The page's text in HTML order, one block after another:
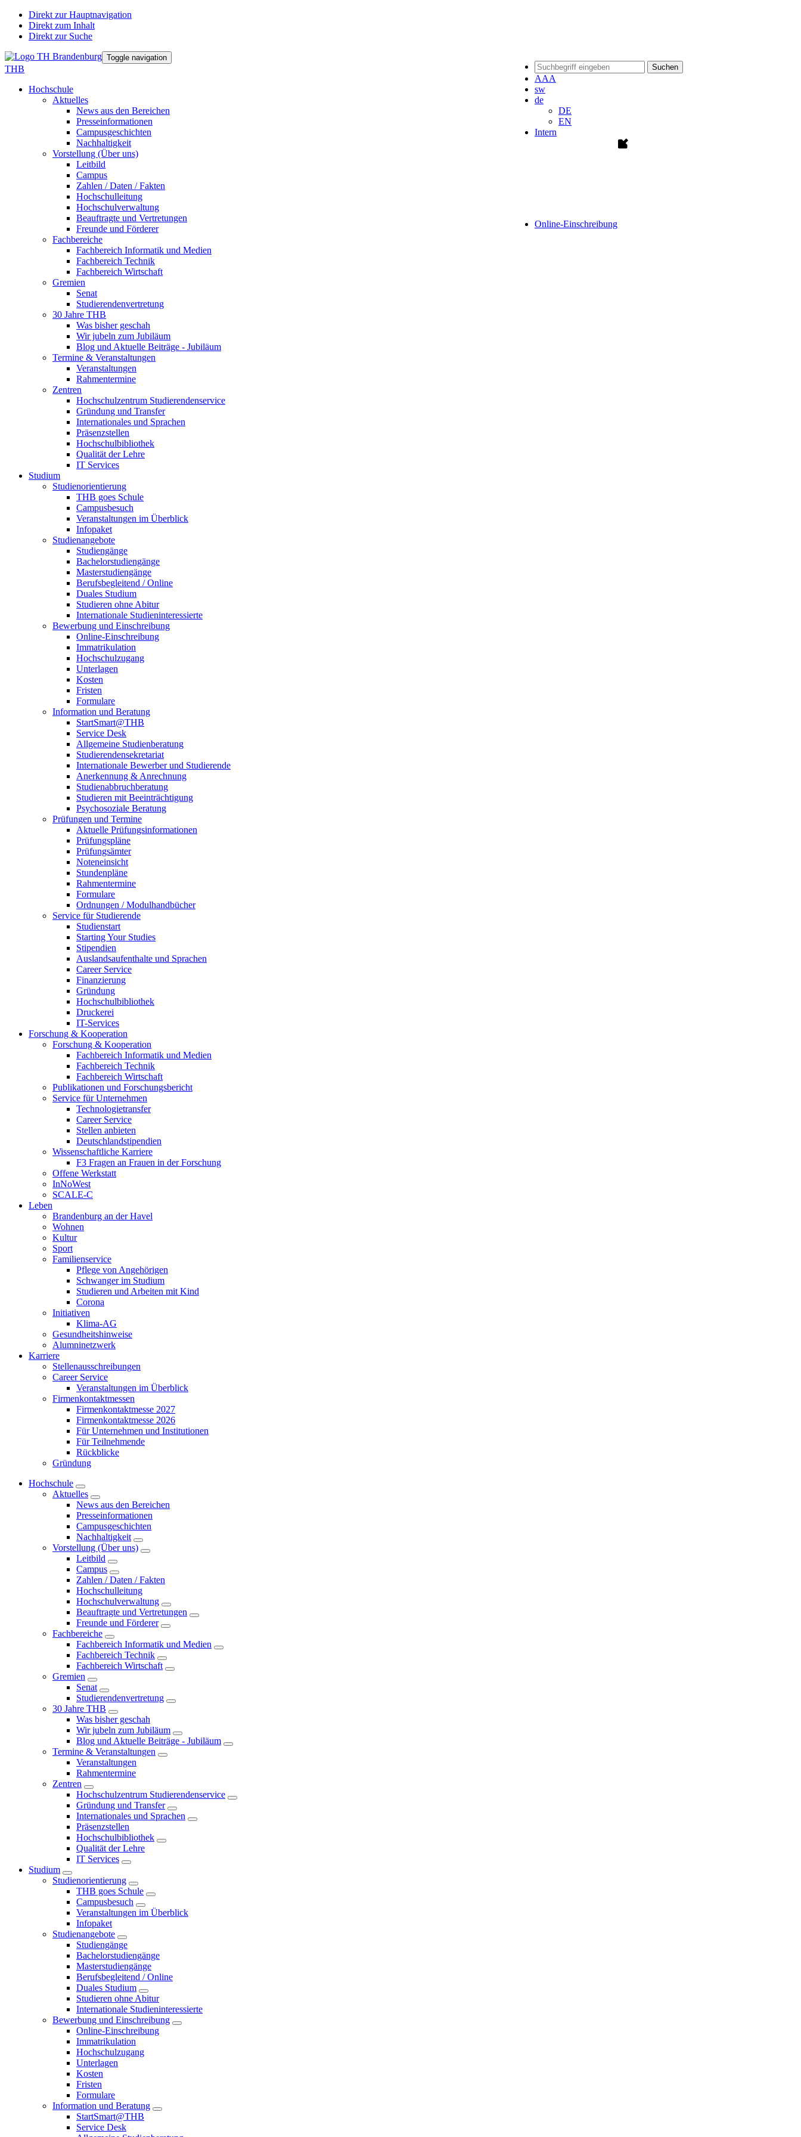
Direkt zur Hauptnavigation
Direkt zum Inhalt
Direkt zur Suche
Suchen
AAA
sw
de
DE
EN
Intern
Online-Einschreibung
Toggle navigation
THB
Hochschule
Aktuelles
News aus den Bereichen
Presseinformationen
Campusgeschichten
Nachhaltigkeit
Vorstellung (Über uns)
Leitbild
Campus
Zahlen / Daten / Fakten
Hochschulleitung
Hochschulverwaltung
Beauftragte und Vertretungen
Freunde und Förderer
Fachbereiche
Fachbereich Informatik und Medien
Fachbereich Technik
Fachbereich Wirtschaft
Gremien
Senat
Studierendenvertretung
30 Jahre THB
Was bisher geschah
Wir jubeln zum Jubiläum
Blog und Aktuelle Beiträge - Jubiläum
Termine & Veranstaltungen
Veranstaltungen
Rahmentermine
Zentren
Hochschulzentrum Studierendenservice
Gründung und Transfer
Internationales und Sprachen
Präsenzstellen
Hochschulbibliothek
Qualität der Lehre
IT Services
Studium
Studienorientierung
THB goes Schule
Campusbesuch
Veranstaltungen im Überblick
Infopaket
Studienangebote
Studiengänge
Bachelorstudiengänge
Masterstudiengänge
Berufsbegleitend / Online
Duales Studium
Studieren ohne Abitur
Internationale Studieninteressierte
Bewerbung und Einschreibung
Online-Einschreibung
Immatrikulation
Hochschulzugang
Unterlagen
Kosten
Fristen
Formulare
Information und Beratung
StartSmart@THB
Service Desk
Allgemeine Studienberatung
Studierendensekretariat
Internationale Bewerber und Studierende
Anerkennung & Anrechnung
Studienabbruchberatung
Studieren mit Beeinträchtigung
Psychosoziale Beratung
Prüfungen und Termine
Aktuelle Prüfungsinformationen
Prüfungspläne
Prüfungsämter
Noteneinsicht
Stundenpläne
Rahmentermine
Formulare
Ordnungen / Modulhandbücher
Service für Studierende
Studienstart
Starting Your Studies
Stipendien
Auslandsaufenthalte und Sprachen
Career Service
Finanzierung
Gründung
Hochschulbibliothek
Druckerei
IT-Services
Forschung & Kooperation
Forschung & Kooperation
Fachbereich Informatik und Medien
Fachbereich Technik
Fachbereich Wirtschaft
Publikationen und Forschungsbericht
Service für Unternehmen
Technologietransfer
Career Service
Stellen anbieten
Deutschlandstipendien
Wissenschaftliche Karriere
F3 Fragen an Frauen in der Forschung
Offene Werkstatt
InNoWest
SCALE-C
Leben
Brandenburg an der Havel
Wohnen
Kultur
Sport
Familienservice
Pflege von Angehörigen
Schwanger im Studium
Studieren und Arbeiten mit Kind
Corona
Initiativen
Klima-AG
Gesundheitshinweise
Alumninetzwerk
Karriere
Stellenausschreibungen
Career Service
Veranstaltungen im Überblick
Firmenkontaktmessen
Firmenkontaktmesse 2027
Firmenkontaktmesse 2026
Für Unternehmen und Institutionen
Für Teilnehmende
Rückblicke
Gründung
Hochschule
Aktuelles
News aus den Bereichen
Presseinformationen
Campusgeschichten
Nachhaltigkeit
Vorstellung (Über uns)
Leitbild
Campus
Zahlen / Daten / Fakten
Hochschulleitung
Hochschulverwaltung
Beauftragte und Vertretungen
Freunde und Förderer
Fachbereiche
Fachbereich Informatik und Medien
Fachbereich Technik
Fachbereich Wirtschaft
Gremien
Senat
Studierendenvertretung
30 Jahre THB
Was bisher geschah
Wir jubeln zum Jubiläum
Blog und Aktuelle Beiträge - Jubiläum
Termine & Veranstaltungen
Veranstaltungen
Rahmentermine
Zentren
Hochschulzentrum Studierendenservice
Gründung und Transfer
Internationales und Sprachen
Präsenzstellen
Hochschulbibliothek
Qualität der Lehre
IT Services
Studium
Studienorientierung
THB goes Schule
Campusbesuch
Veranstaltungen im Überblick
Infopaket
Studienangebote
Studiengänge
Bachelorstudiengänge
Masterstudiengänge
Berufsbegleitend / Online
Duales Studium
Studieren ohne Abitur
Internationale Studieninteressierte
Bewerbung und Einschreibung
Online-Einschreibung
Immatrikulation
Hochschulzugang
Unterlagen
Kosten
Fristen
Formulare
Information und Beratung
StartSmart@THB
Service Desk